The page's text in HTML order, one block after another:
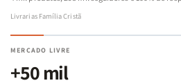
Livrarias Família Cristã
MERCADO LIVRE
+50 mil